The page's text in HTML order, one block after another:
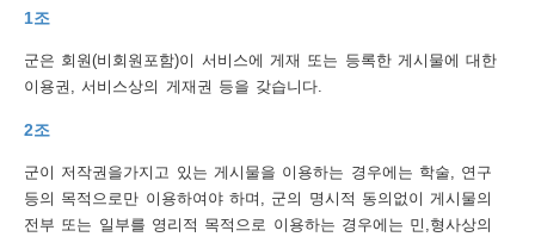
1조
군은 회원(비회원포함)이 서비스에 게재 또는 등록한 게시물에 대한
이용권, 서비스상의 게재권 등을 갖습니다.
2조
군이 저작권을가지고 있는 게시물을 이용하는 경우에는 학술, 연구
등의 목적으로만 이용하여야 하며, 군의 명시적 동의없이 게시물의
전부 또는 일부를 영리적 목적으로 이용하는 경우에는 민,형사상의
트